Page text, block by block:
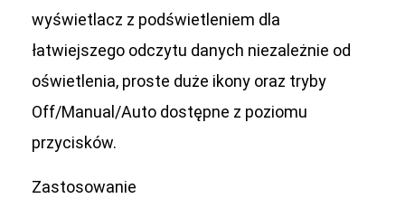
wyświetlacz z podświetleniem dla
łatwiejszego odczytu danych niezależnie od
oświetlenia, proste duże ikony oraz tryby
Off/Manual/Auto dostępne z poziomu
przycisków.
Zastosowanie